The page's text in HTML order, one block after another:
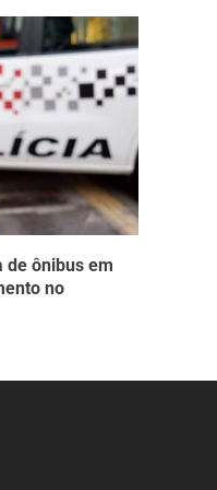
de ônibus em
no